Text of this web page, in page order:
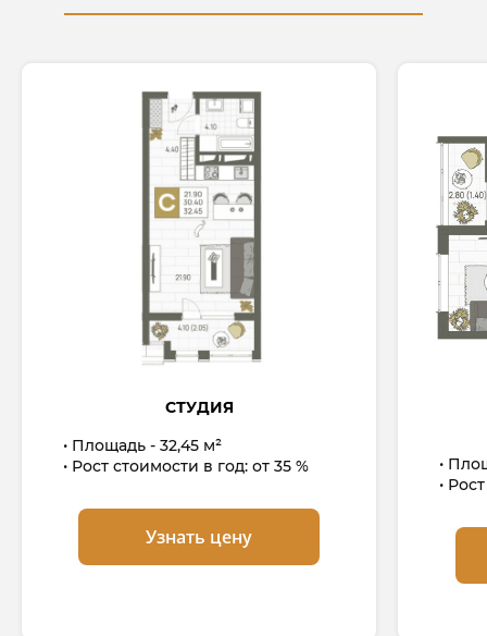
СТУДИЯ
Площадь - 32,45 м²
Рост стоимости в год: от 35 %
Узнать цену